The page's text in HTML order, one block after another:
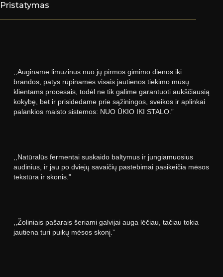
Pristatymas
,,Auginame limuzinus nuo jų pirmos gimimo dienos iki
brandos, patys rūpinamės visais jautienos tiekimo mūsų
klientams procesais, todėl ne tik galime garantuoti aukščiausią
kokybę, bet ir prisidedame prie sąžiningos, sveikos ir aplinkai
palankios maisto sistemos: NUO ŪKIO IKI STALO.”
,,Žoliniais pašarais šeriami galvijai auga lėčiau, tačiau tokia
jautiena turi puikų mėsos skonį.”
,,Natūralūs fermentai suskaido baltymus ir jungiamuosius
audinius, ir jau po dviejų savaičių pastebimai pasikeičia mėsos
tekstūra ir skonis.”